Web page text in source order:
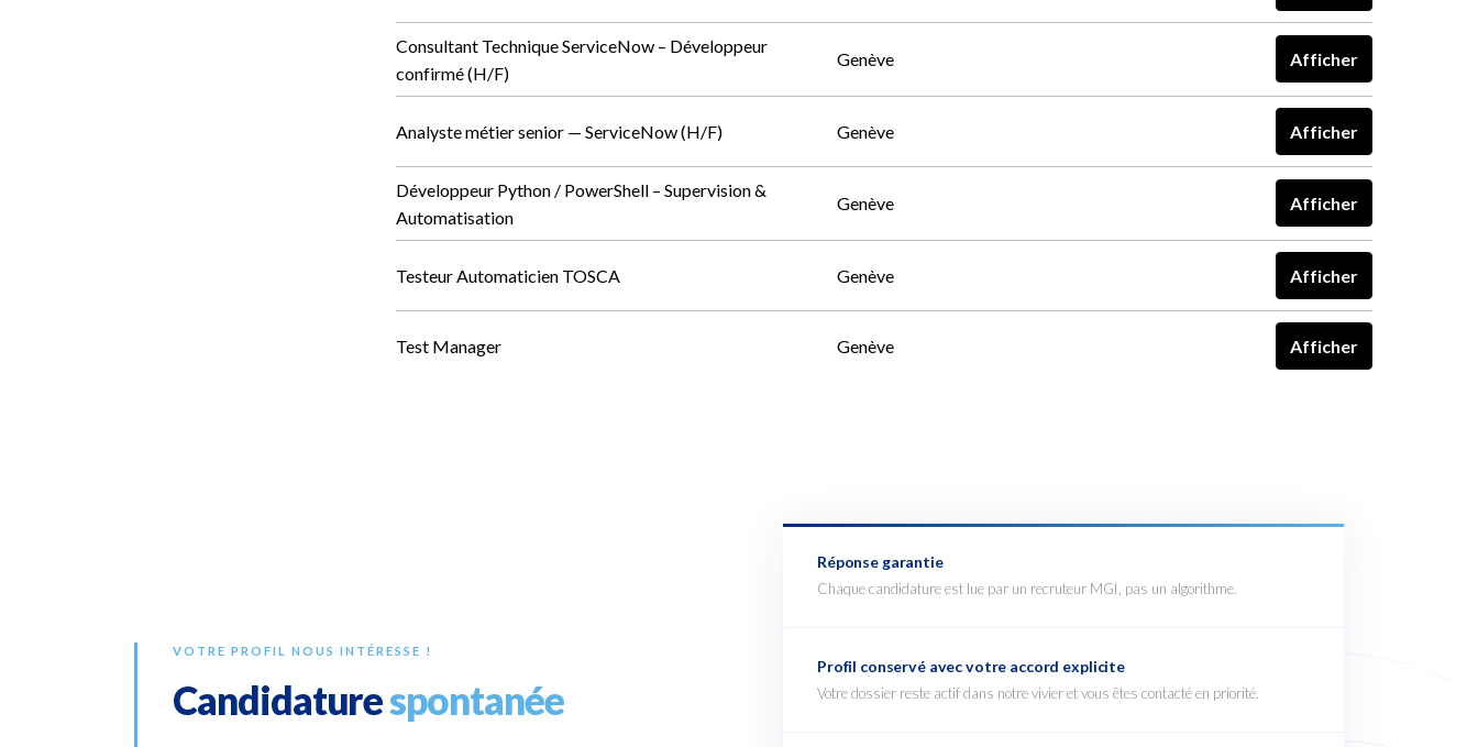
Consultant Technique ServiceNow – Développeur
confirmé (H/F)
Genève Afficher
Analyste métier senior — ServiceNow (H/F) Genève Afficher
Développeur Python / PowerShell – Supervision &
Automatisation
Genève Afficher
Testeur Automaticien TOSCA Genève Afficher
Test Manager Genève Afficher
VOTRE PROFIL NOUS INTÉRESSE !
Candidaturespontanée
Réponse garantie
Chaque candidature est lue par un recruteur MGI, pas un algorithme.
Profil conservé avec votre accord explicite
Votre dossier reste actif dans notre vivier et vous êtes contacté en priorité.